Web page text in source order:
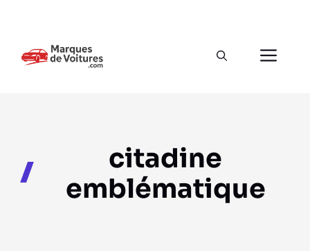
contenu
citadine
emblématique